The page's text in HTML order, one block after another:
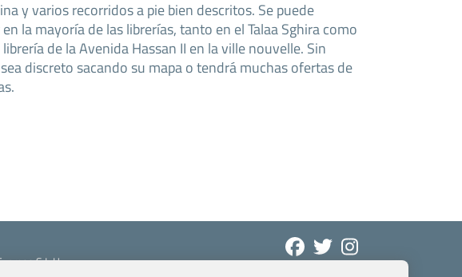
y varios recorridos a pie bien descritos. Se puede
la mayoría de las librerías, tanto en el Talaa Sghira como
de la Avenida Hassan II en la ville nouvelle. Sin
discreto sacando su mapa o tendrá muchas ofertas de
S.L.U.